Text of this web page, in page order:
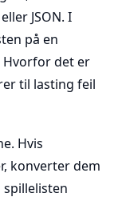
JSON. I
på en
Hvorfor det er
til lasting feil
Hvis
konverter dem
spillelisten